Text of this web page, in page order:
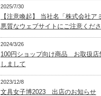
2025/7/30
【注意喚起】 当社名「株式会社ア
悪質なウェブサイトにご注意くださ
2024/3/26
100円ショップ向け商品 お取扱店
しまして
2023/12/8
文具女子博2023 出店のお知らせ